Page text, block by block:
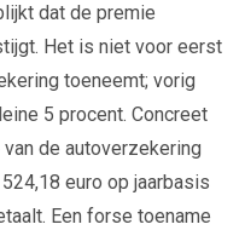
dat de premie
Het is niet voor eerst
toeneemt; vorig
5 procent. Concreet
de autoverzekering
euro op jaarbasis
Een forse toename